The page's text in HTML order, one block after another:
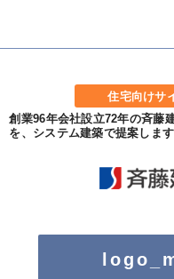
住宅向けサ
創業96年会社設立72年の斉藤
を、システム建築で提案します